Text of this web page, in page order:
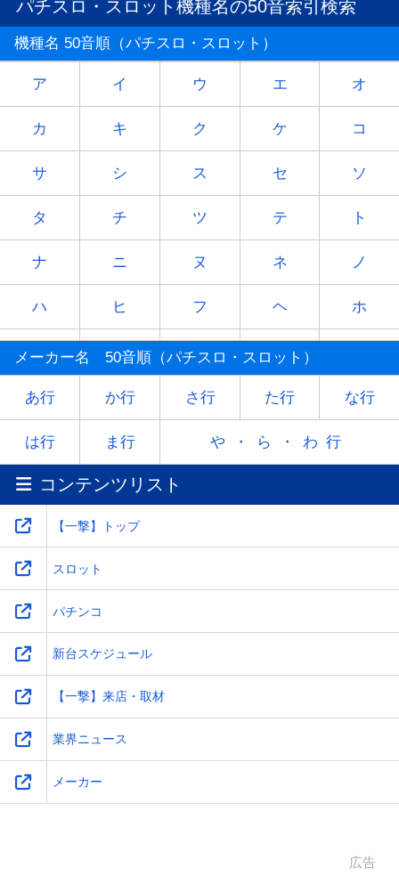
パチスロ・スロット機種名の50音索引検索
機種名 50音順（パチスロ・スロット）
ア イ ウ エ オ
カ キ ク ケ コ
サ シ ス セ ソ
タ チ ツ テ ト
ナ ニ ヌ ネ ノ
ハ ヒ フ ヘ ホ
マ ミ ム メ
ヤ - ユ - ヨ
ラ リ レ
ワ -
メーカー名 50音順（パチスロ・スロット）
あ行 か行 さ行 た行 な行
は行 ま行 や・ら・わ行
コンテンツリスト
【一撃】トップ
スロット
パチンコ
新台スケジュール
【一撃】来店・取材
業界ニュース
メーカー
広告